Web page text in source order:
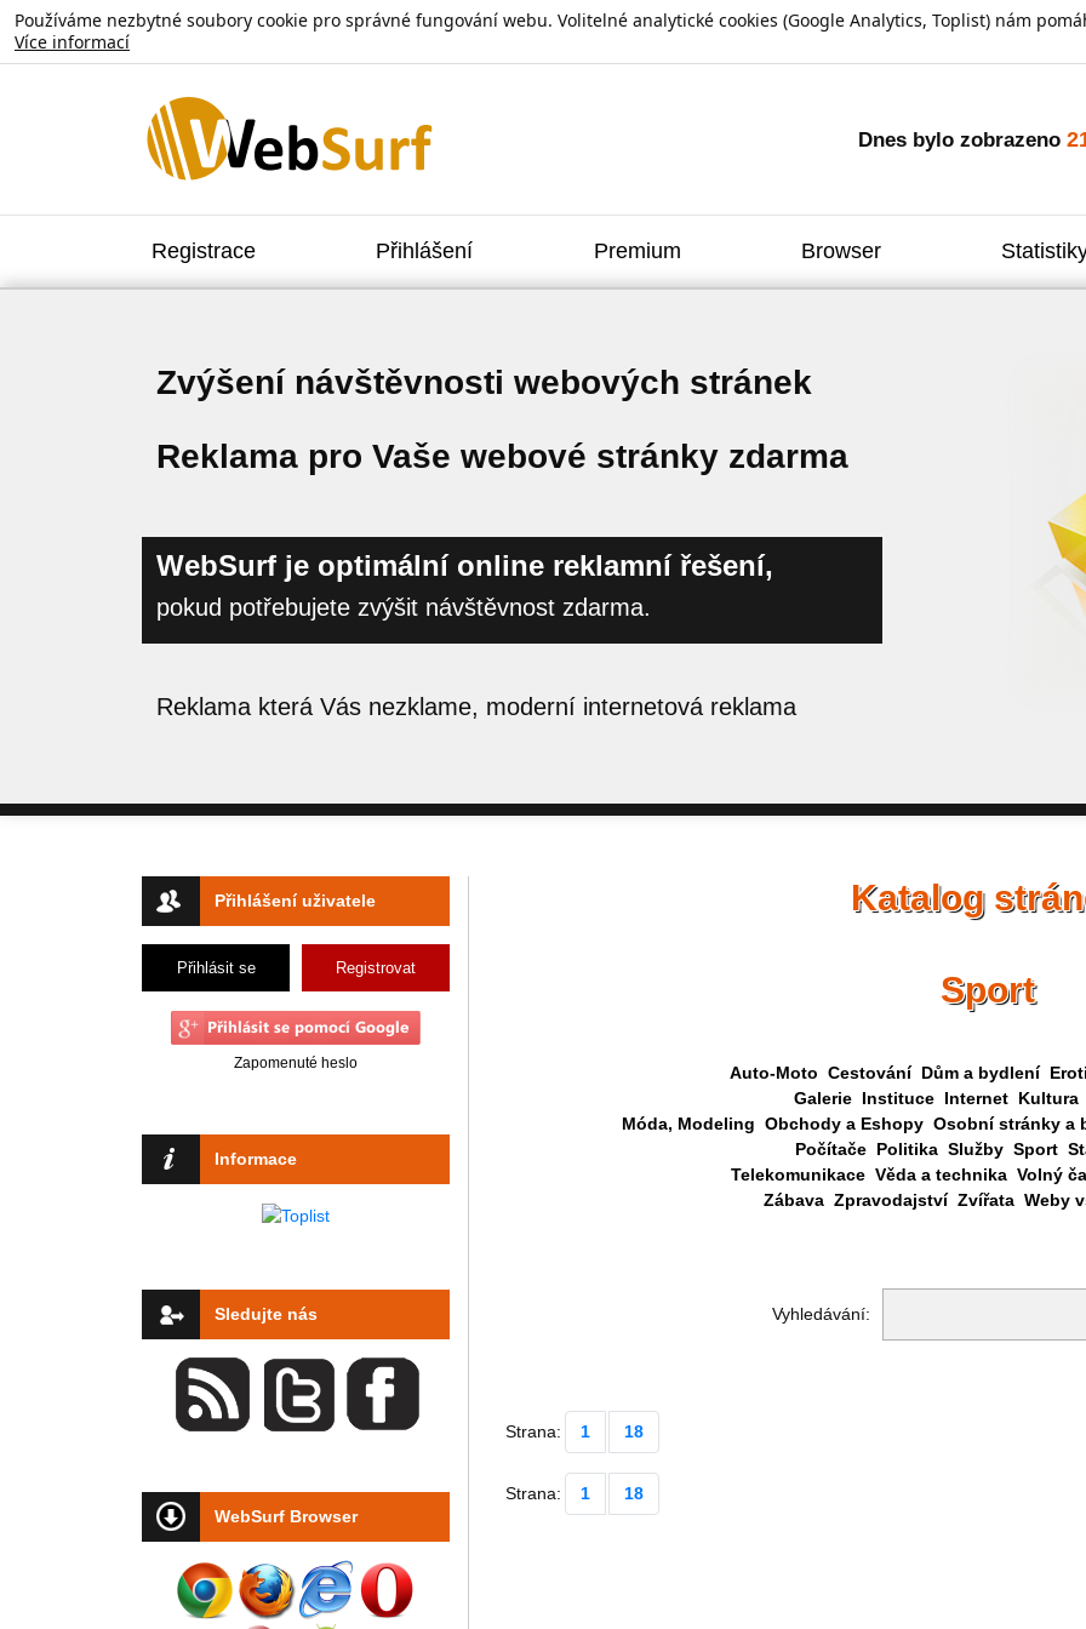
Používáme nezbytné soubory cookie pro správné fungování webu. Volitelné analytické cookies (Google Analytics, Toplist) nám
Více informací
Dnes bylo zobrazeno
Registrace Přihlášení Premium Browser
Zvýšení návštěvnosti webových stránek
Reklama pro Vaše webové stránky zdarma
WebSurf je optimální online reklamní řešení,
pokud potřebujete zvýšit návštěvnost zdarma.
Reklama která Vás nezklame, moderní internetová reklama
Přihlášení uživatele
Přihlásit se Registrovat
Zapomenuté heslo
Informace
Sledujte nás
WebSurf Browser
Katalog
Sport
Auto-Moto Cestování Dům a bydlení
Galerie Instituce Internet Kultura
Móda, Modeling Obchody a Eshopy Osobní stránky a
Počítače Politika Služby Sport
Telekomunikace Věda a technika Volný
Zábava Zpravodajství Zvířata Weby
Vyhledávání:
Strana: 1 18
Strana: 1 18